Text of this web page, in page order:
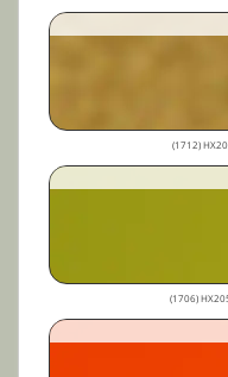
(1712)
(1706)